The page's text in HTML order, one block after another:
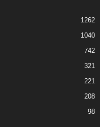
1262
1040
742
321
221
208
98